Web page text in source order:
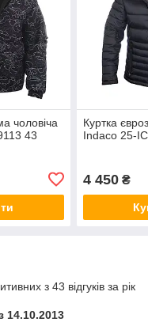
чоловіча
43
Куртка
Indaco 25-
4 450₴
з 43 відгуків за рік
14.10.2013